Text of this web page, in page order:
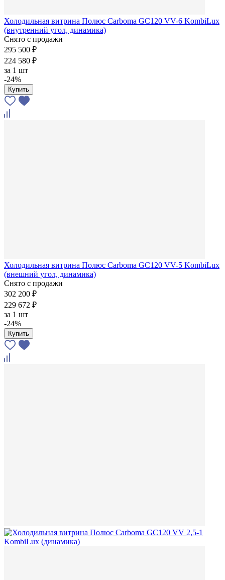
Холодильная витрина Полюс Carboma GC120 VV-6 KombiLux
(внутренний угол, динамика)
Снято с продажи
295 500 ₽
224 580 ₽
за 1 шт
-24%
Купить
Холодильная витрина Полюс Carboma GC120 VV-5 KombiLux
(внешний угол, динамика)
Снято с продажи
302 200 ₽
229 672 ₽
за 1 шт
-24%
Купить